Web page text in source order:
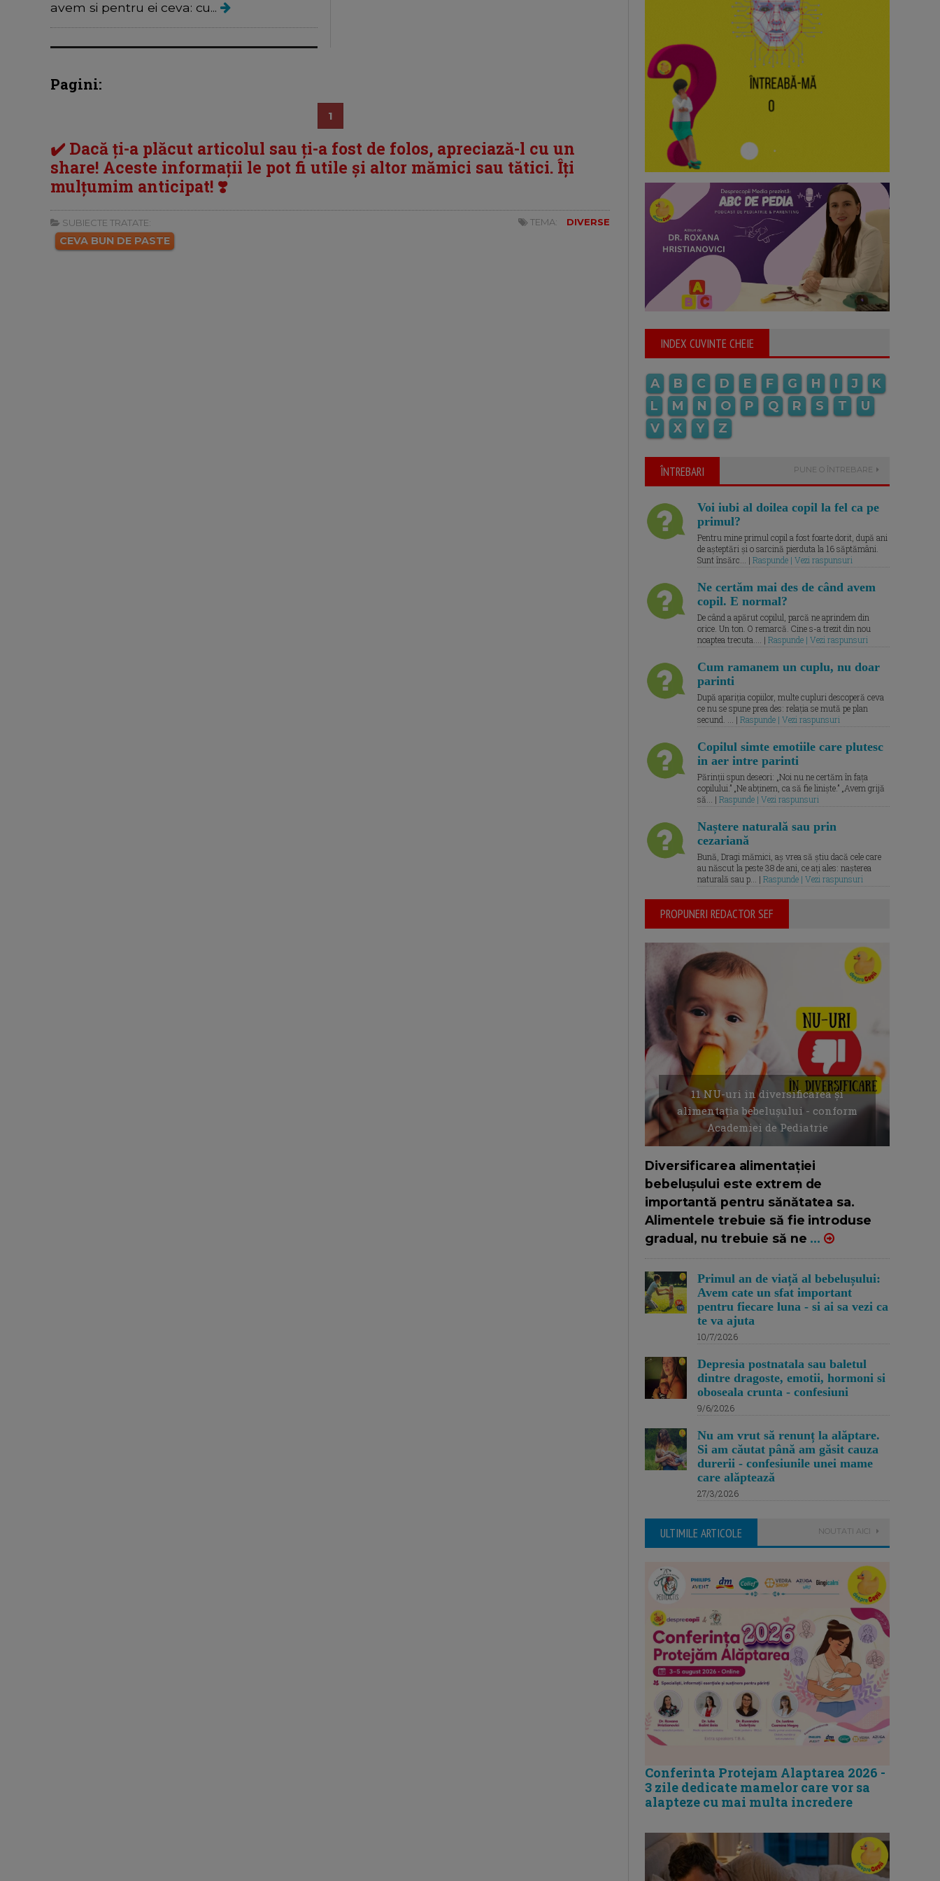
avem si pentru ei ceva: cu...
Pagini:
1
✔️ Dacă ți-a plăcut articolul sau ți-a fost de folos, apreciază-l cu un
share! Aceste informații le pot fi utile și altor mămici sau tătici. Îți
mulțumim anticipat! ❣️
SUBIECTE TRATATE:
CEVA BUN DE PASTE
TEMA: DIVERSE
INDEX CUVINTE CHEIE
A B C D E F G H I J
K
L
M N O P Q R S T
U
V
X Y Z
ÎNTREBARI PUNE O ÎNTREBARE
Voi iubi al doilea copil la fel ca pe
primul?
Pentru mine primul copil a fost foarte dorit, după ani
de așteptări și o sarcină pierduta la 16 săptămâni.
Sunt însărc... | Raspunde | Vezi raspunsuri
Ne certăm mai des de când avem
copil. E normal?
De când a apărut copilul, parcă ne aprindem din
orice. Un ton. O remarcă. Cine s-a trezit din nou
noaptea trecuta.... | Raspunde | Vezi raspunsuri
Cum ramanem un cuplu, nu doar
parinti
După apariția copiilor, multe cupluri descoperă ceva
ce nu se spune prea des: relația se mută pe plan
secund. ... | Raspunde | Vezi raspunsuri
Copilul simte emotiile care plutesc
in aer intre parinti
Părinții spun deseori: „Noi nu ne certăm în fața
copilului.” „Ne abținem, ca să fie liniște.” „Avem grijă
să... | Raspunde | Vezi raspunsuri
Naștere naturală sau prin
cezariană
Bună, Dragi mămici, aș vrea să știu dacă cele care
au născut la peste 38 de ani, ce ați ales: nașterea
naturală sau p... | Raspunde | Vezi raspunsuri
PROPUNERI REDACTOR SEF
11 NU-uri in diversificarea și
alimentația bebelușului - conform
Academiei de Pediatrie
Diversificarea alimentației
bebelușului este extrem de
importantă pentru sănătatea sa.
Alimentele trebuie să fie introduse
gradual, nu trebuie să ne ...
Primul an de viață al bebelușului:
Avem cate un sfat important
pentru fiecare luna - si ai sa vezi ca
te va ajuta
10/7/2026
Depresia postnatala sau baletul
dintre dragoste, emotii, hormoni si
oboseala crunta - confesiuni
9/6/2026
Nu am vrut să renunț la alăptare.
Si am căutat până am găsit cauza
durerii - confesiunile unei mame
care alăptează
27/3/2026
ULTIMILE ARTICOLE NOUTATI AICI
Conferinta Protejam Alaptarea 2026 -
3 zile dedicate mamelor care vor sa
alapteze cu mai multa incredere